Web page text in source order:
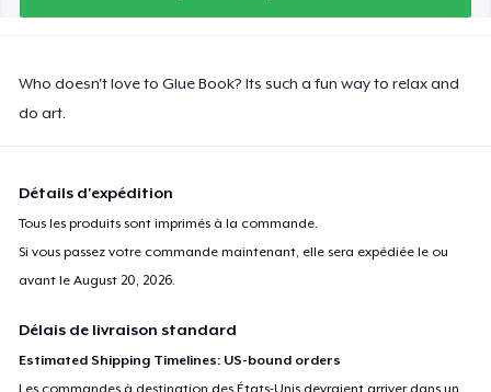
Who doesn't love to Glue Book? Its such a fun way to relax and
do art.
Détails d'expédition
Tous les produits sont imprimés à la commande.
Si vous passez votre commande maintenant, elle sera expédiée le ou
avant leAugust 20, 2026.
Délais de livraison standard
Estimated Shipping Timelines: US-bound orders
Les commandes à destination des États-Unis devraient arriver dans un